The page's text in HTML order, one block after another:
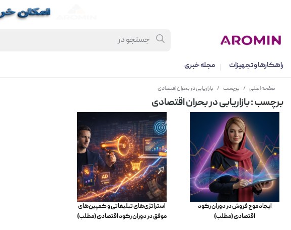
راهکارها و تجهیزات مجله خبری
صفحه اصلی / برچسب / بازاریابی در بحران اقتصادی
برچسب: بازاریابی در بحران اقتصادی
ایجاد موج فروش در دوران رکود
اقتصادی (مطلب)
استراتژی‌های تبلیغاتی و کمپین‌های
موفق در دوران رکود اقتصادی (مطلب)